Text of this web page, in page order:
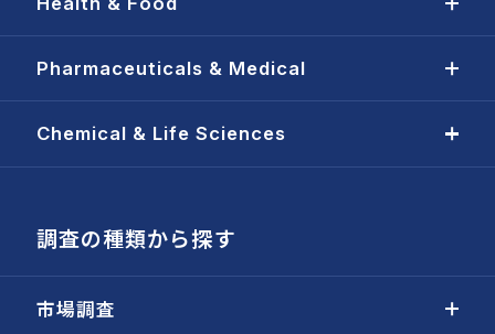
Pharmaceuticals & Medical
Chemical & Life Sciences
調査の種類から探す
市場調査